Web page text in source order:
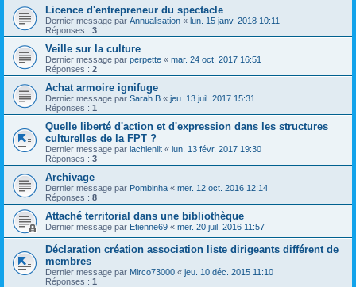
Licence d'entrepreneur du spectacle
Dernier message par Annualisation « lun. 15 janv. 2018 10:11
Réponses : 3
Veille sur la culture
Dernier message par perpette « mar. 24 oct. 2017 16:51
Réponses : 2
Achat armoire ignifuge
Dernier message par Sarah B « jeu. 13 juil. 2017 15:31
Réponses : 1
Quelle liberté d'action et d'expression dans les structures
culturelles de la FPT ?
Dernier message par lachienlit « lun. 13 févr. 2017 19:30
Réponses : 3
Archivage
Dernier message par Pombinha « mer. 12 oct. 2016 12:14
Réponses : 8
Attaché territorial dans une bibliothèque
Dernier message par Etienne69 « mer. 20 juil. 2016 11:57
Déclaration création association liste dirigeants différent de
membres
Dernier message par Mirco73000 « jeu. 10 déc. 2015 11:10
Réponses : 1